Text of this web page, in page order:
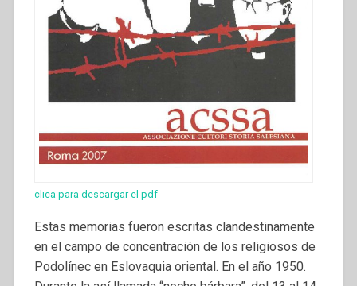
clica para descargar el pdf
Estas memorias fueron escritas clandestinamente
en el campo de concentración de los religiosos de
Podolínec en Eslovaquia oriental. En el año 1950.